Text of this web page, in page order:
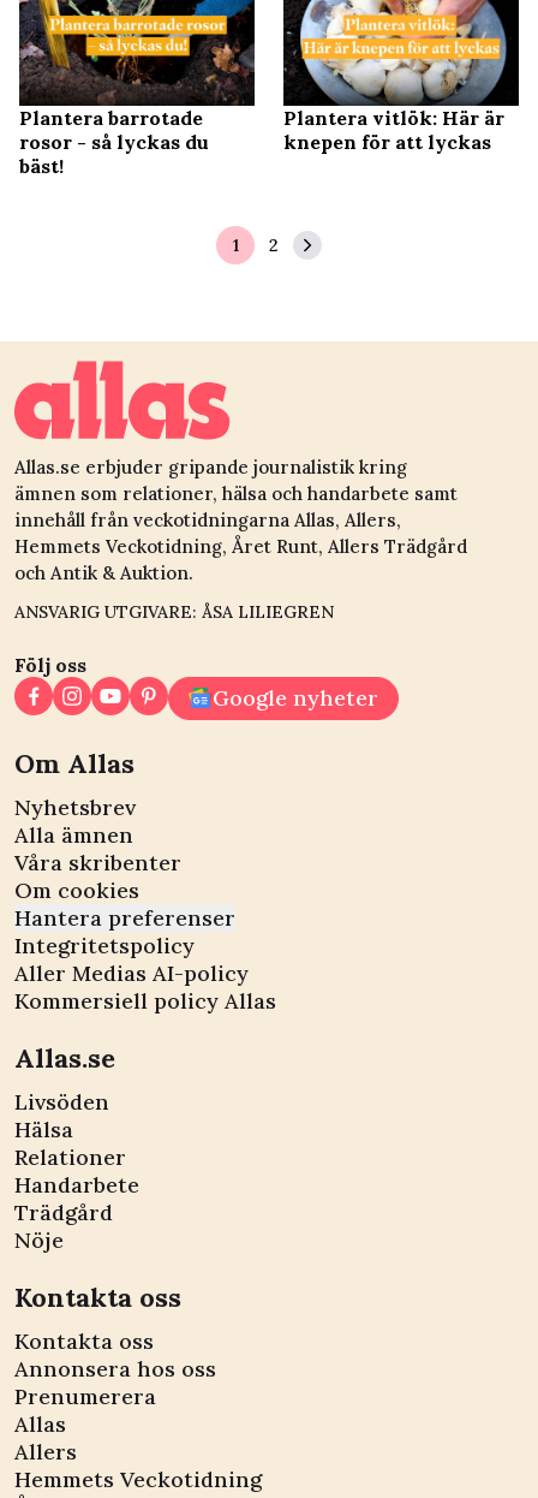
Plantera barrotade
rosor - så lyckas du
bäst!
Plantera vitlök: Här är
knepen för att lyckas
1 2
Allas.se erbjuder gripande journalistik kring
ämnen som relationer, hälsa och handarbete samt
innehåll från veckotidningarna Allas, Allers,
Hemmets Veckotidning, Året Runt, Allers Trädgård
och Antik & Auktion.
ANSVARIG UTGIVARE: ÅSA LILIEGREN
Följ oss
Google nyheter
Om Allas
Nyhetsbrev
Alla ämnen
Våra skribenter
Om cookies
Hantera preferenser
Integritetspolicy
Aller Medias AI-policy
Kommersiell policy Allas
Allas.se
Livsöden
Hälsa
Relationer
Handarbete
Trädgård
Nöje
Kontakta oss
Kontakta oss
Annonsera hos oss
Prenumerera
Allas
Allers
Hemmets Veckotidning